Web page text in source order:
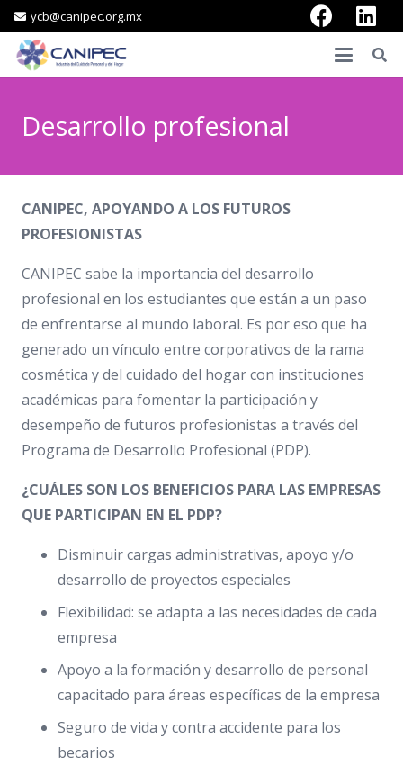
ycb@canipec.org.mx
Desarrollo profesional
CANIPEC, APOYANDO A LOS FUTUROS
PROFESIONISTAS
CANIPEC sabe la importancia del desarrollo
profesional en los estudiantes que están a un paso
de enfrentarse al mundo laboral. Es por eso que ha
generado un vínculo entre corporativos de la rama
cosmética y del cuidado del hogar con instituciones
académicas para fomentar la participación y
desempeño de futuros profesionistas a través del
Programa de Desarrollo Profesional (PDP).
¿CUÁLES SON LOS BENEFICIOS PARA LAS EMPRESAS
QUE PARTICIPAN EN EL PDP?
Disminuir cargas administrativas, apoyo y/o
desarrollo de proyectos especiales
Flexibilidad: se adapta a las necesidades de cada
empresa
Apoyo a la formación y desarrollo de personal
capacitado para áreas específicas de la empresa
Seguro de vida y contra accidente para los
becarios